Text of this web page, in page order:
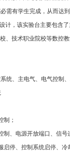
需有学生完成，从而达
计，该实验台主要包含
、技术职业院校等数控
统、主电气、电气控制
制；
、电源开放端口、信号
启停、控制系统启停、